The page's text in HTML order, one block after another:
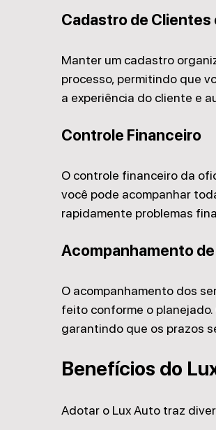
Cadastro de Clientes
Manter um cadastro
processo, permitindo que
a experiência do cliente e
Controle Financeiro
O controle financeiro da
você pode acompanhar
rapidamente problemas
Acompanhamento
O acompanhamento dos
feito conforme o
garantindo que os prazos
Benefícios do
Adotar o Lux Auto traz